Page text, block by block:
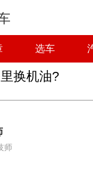
选车
换机油?
师